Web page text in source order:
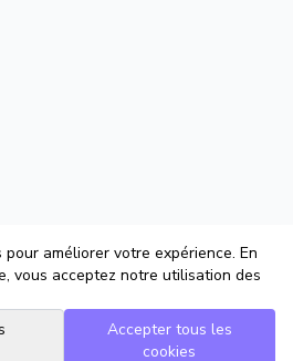
améliorer votre expérience. En
vous acceptez notre utilisation des
Accepter tous les
cookies